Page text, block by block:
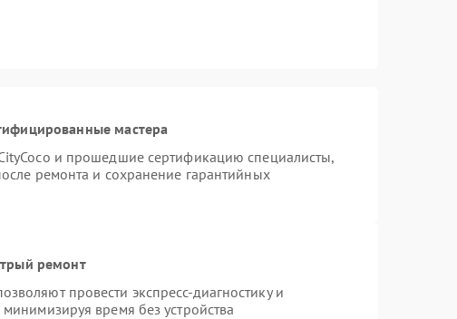
мастера
и прошедшие сертификацию специалисты,
ремонта и сохранение гарантийных
ремонт
провести экспресс-диагностику и
время без устройства